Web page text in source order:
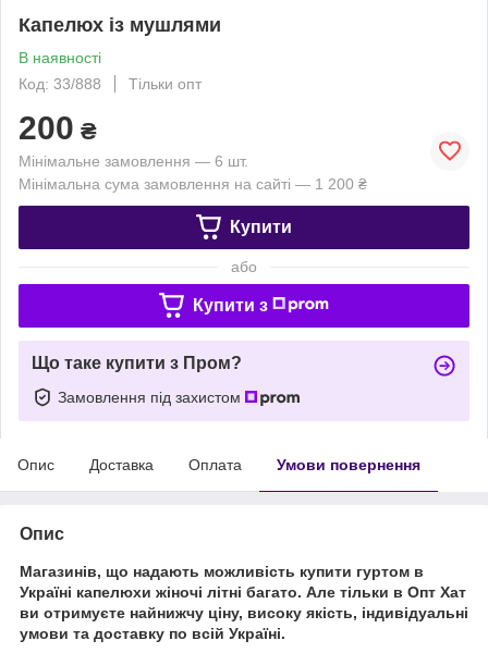
Капелюх із мушлями
В наявності
Код: 33/888
Тільки опт
200 ₴
Мінімальне замовлення — 6 шт.
Мінімальна сума замовлення на сайті — 1 200 ₴
Купити
або
Купити з
Що таке купити з Пром?
Замовлення під захистом
Опис Доставка Оплата Умови повернення
Опис
Магазинів, що надають можливість купити гуртом в
Україні капелюхи жіночі літні багато. Але тільки в Опт Хат
ви отримуєте найнижчу ціну, високу якість, індивідуальні
умови та доставку по всій Україні.